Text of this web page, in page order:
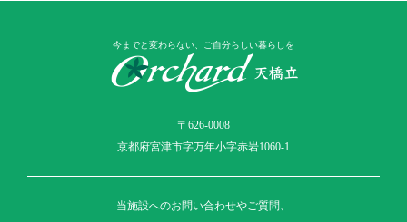
今までと変わらない、ご自分らしい暮らしを
〒626-0008
京都府宮津市字万年小字赤岩1060-1
当施設へのお問い合わせやご質問、